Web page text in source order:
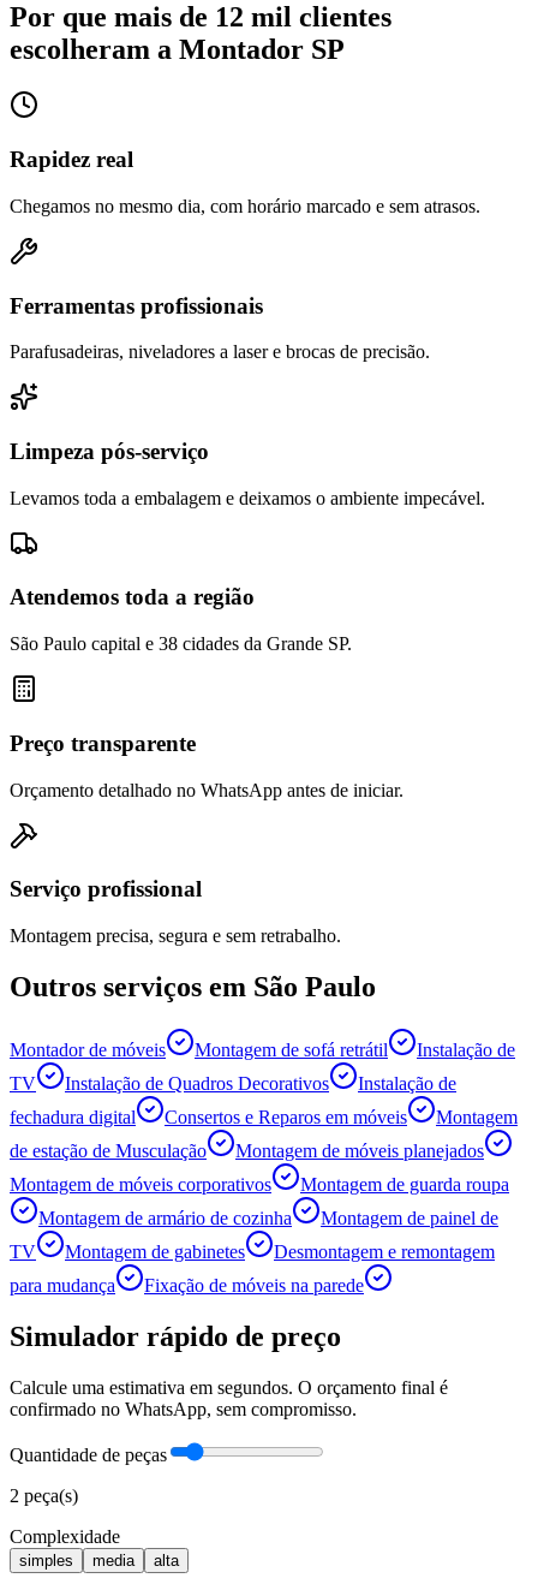
Por que mais de 12 mil clientes
escolheram a Montador SP
Rapidez real
Chegamos no mesmo dia, com horário marcado e sem atrasos.
Ferramentas profissionais
Parafusadeiras, niveladores a laser e brocas de precisão.
Limpeza pós-serviço
Levamos toda a embalagem e deixamos o ambiente impecável.
Atendemos toda a região
São Paulo capital e 38 cidades da Grande SP.
Preço transparente
Orçamento detalhado no WhatsApp antes de iniciar.
Serviço profissional
Montagem precisa, segura e sem retrabalho.
Outros serviços em São Paulo
Montador de móveis Montagem de sofá retrátil
Instalação de
TV
Instalação de Quadros Decorativos
Instalação de
fechadura digital
Consertos e Reparos em móveis
Montagem
de estação de Musculação
Montagem de móveis planejados
Montagem de móveis corporativos
Montagem de guarda roupa
Montagem de armário de cozinha
Montagem de painel de
TV
Montagem de gabinetes
Desmontagem e remontagem
para mudança
Fixação de móveis na parede
Simulador rápido de preço
Calcule uma estimativa em segundos. O orçamento final é
confirmado no WhatsApp, sem compromisso.
Quantidade de peças
2 peça(s)
Complexidade
simples media alta